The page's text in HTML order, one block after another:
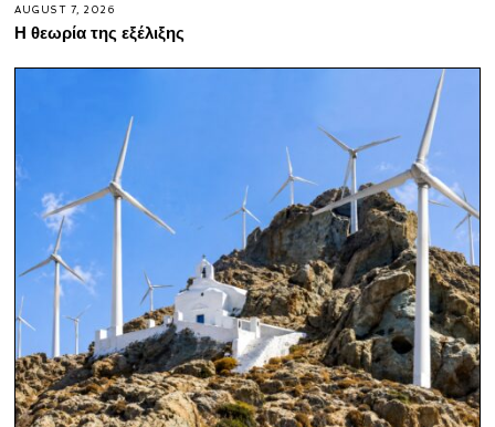
AUGUST 7, 2026
Η θεωρία της εξέλιξης